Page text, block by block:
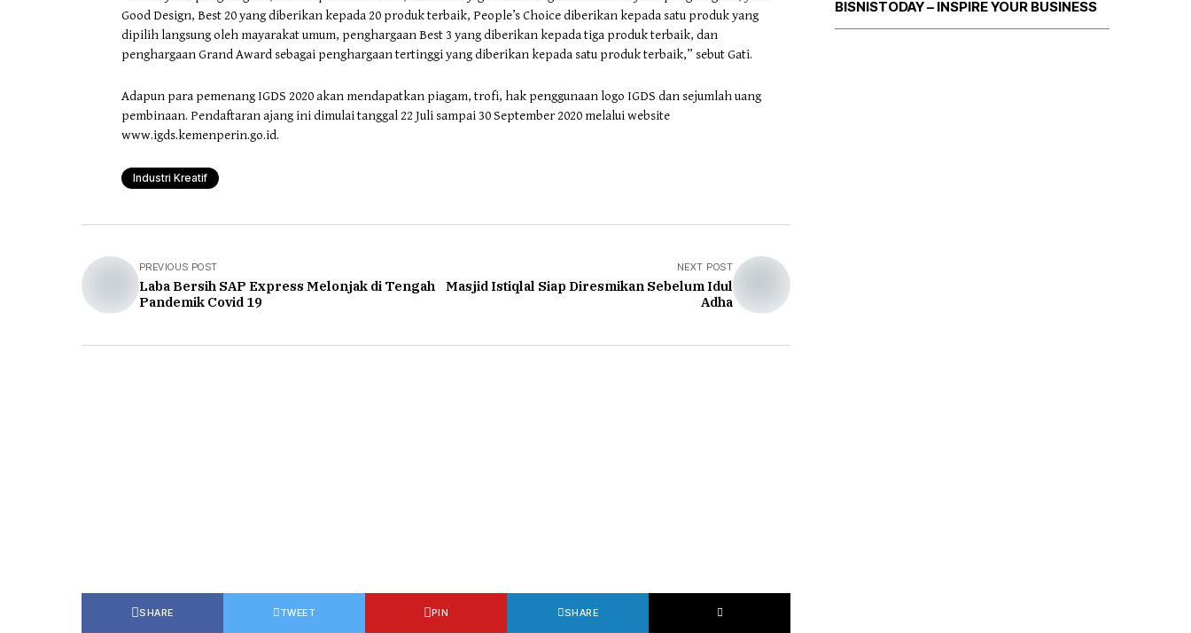
Good Design, Best 20 yang diberikan kepada 20 produk terbaik, People’s Choice diberikan kepada satu produk yang
dipilih langsung oleh mayarakat umum, penghargaan Best 3 yang diberikan kepada tiga produk terbaik, dan
penghargaan Grand Award sebagai penghargaan tertinggi yang diberikan kepada satu produk terbaik,” sebut Gati.
Adapun para pemenang IGDS 2020 akan mendapatkan piagam, trofi, hak penggunaan logo IGDS dan sejumlah uang
pembinaan. Pendaftaran ajang ini dimulai tanggal 22 Juli sampai 30 September 2020 melalui website
www.igds.kemenperin.go.id.
Industri Kreatif
PREVIOUS POST
Laba Bersih SAP Express Melonjak di Tengah
Pandemik Covid 19
NEXT POST
Masjid Istiqlal Siap Diresmikan Sebelum Idul
Adha
SHARE TWEET PIN SHARE
BISNISTODAY – INSPIRE YOUR BUSINESS